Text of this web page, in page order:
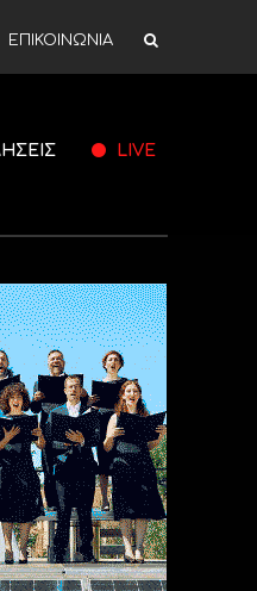
ΕΠΙΚΟΙΝΩΝΙΑ
LIVE